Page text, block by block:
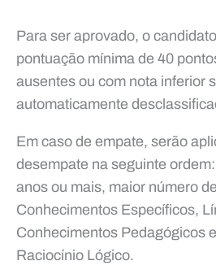
Para ser aprovado, o
pontuação mínima de 40
ausentes ou com nota inferior
automaticamente
Em caso de empate, serão
desempate na seguinte
anos ou mais, maior número
Conhecimentos Específicos,
Conhecimentos Pedagógicos
Raciocínio Lógico.